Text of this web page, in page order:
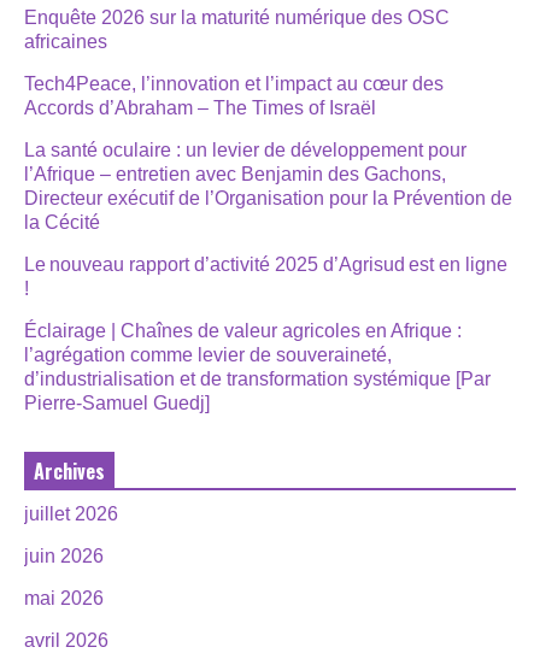
Enquête 2026 sur la maturité numérique des OSC
africaines
Tech4Peace, l’innovation et l’impact au cœur des
Accords d’Abraham – The Times of Israël
La santé oculaire : un levier de développement pour
l’Afrique – entretien avec Benjamin des Gachons,
Directeur exécutif de l’Organisation pour la Prévention de
la Cécité
Le nouveau rapport d’activité 2025 d’Agrisud est en ligne
!
Éclairage | Chaînes de valeur agricoles en Afrique :
l’agrégation comme levier de souveraineté,
d’industrialisation et de transformation systémique [Par
Pierre-Samuel Guedj]
Archives
juillet 2026
juin 2026
mai 2026
avril 2026